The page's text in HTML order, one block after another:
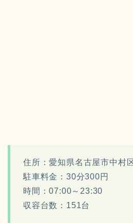
住所：愛知県名古屋市中村
駐車料金：30分300円
時間：07:00～23:30
収容台数：151台